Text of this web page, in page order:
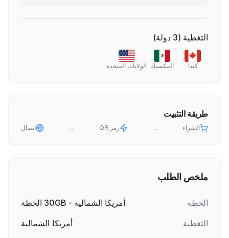
التغطية (
3 دولة)
كندا المكسيك الولايات المتحدة
طريقة التثبيت
الشراء → رمز QR → اتصال
ملخص الطلب
الخطة
أمريكا الشمالية - 30GB الخطة
التغطية
أمريكا الشمالية